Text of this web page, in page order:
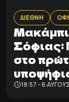
ΔΙΕΘΝΗ
Σόφιας:
στο
18:57 - 6